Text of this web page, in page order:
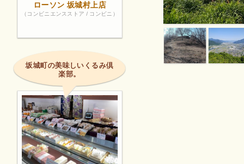
ローソン 坂城村上店
（コンビニエンスストア / コンビニ）
坂城町の美味しいくるみ倶
楽部。